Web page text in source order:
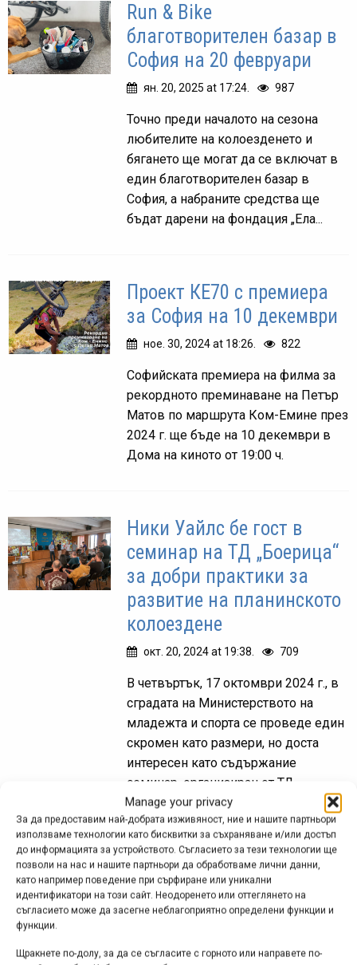
Manage your privacy
За да предоставим най-добрата изживяност, ние и нашите партньори
използваме технологии като бисквитки за съхраняване и/или достъп
до информацията за устройството. Съгласието за тези технологии ще
позволи на нас и нашите партньори да обработваме лични данни,
като например поведение при сърфиране или уникални
идентификатори на този сайт. Неодоренето или оттеглянето на
съгласието може да засегне неблагоприятно определени функции и
функции.
Щракнете по-долу, за да се съгласите с горното или направете по-
Run & Bike
благотворителен базар в
София на 20 февруари
ян. 20, 2025 at 17:24. 987
Точно преди началото на сезона
любителите на колоезденето и
бягането ще могат да се включат в
един благотворителен базар в
София, а набраните средства ще
бъдат дарени на фондация „Ела...
Проект КЕ70 с премиера
за София на 10 декември
ное. 30, 2024 at 18:26. 822
Софийската премиера на филма за
рекордното преминаване на Петър
Матов по маршрута Ком-Емине през
2024 г. ще бъде на 10 декември в
Дома на киното от 19:00 ч.
Ники Уайлс бе гост в
семинар на ТД „Боерица“
за добри практики за
развитие на планинското
колоездене
окт. 20, 2024 at 19:38. 709
В четвъртък, 17 октомври 2024 г., в
сградата на Министерството на
младежта и спорта се проведе един
скромен като размери, но доста
интересен като съдържание
семинар, организиран от ТД
„Боерица“...
Sofia Bike Relay –
велосъстезание с кауза
На 17 септември, в 10:00 часа, пред